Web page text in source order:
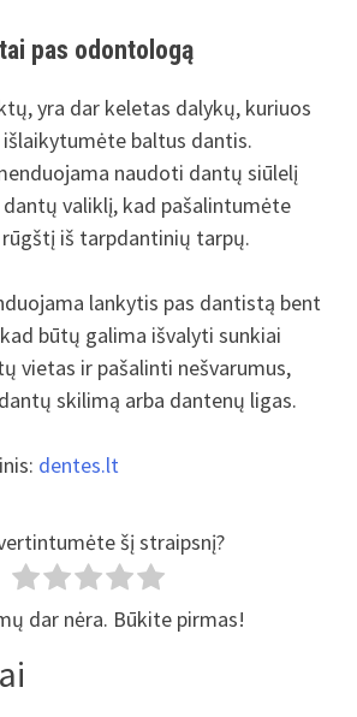
pas odontologą
yra dar keletas dalykų, kuriuos
baltus dantis.
naudoti dantų siūlelį
valiklį, kad pašalintumėte
iš tarpdantinių tarpų.
lankytis pas dantistą bent
būtų galima išvalyti sunkiai
vietas ir pašalinti nešvarumus,
skilimą arba dantenų ligas.
dentes.lt
šį straipsnį?
dar nėra. Būkite pirmas!